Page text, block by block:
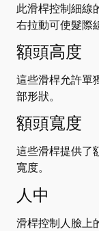
此滑桿控制細線
右拉動可使髮際
額頭高度
這些滑桿允許單
部形狀。
額頭寬度
這些滑桿提供了
寬度。
人中
滑桿控制人臉上